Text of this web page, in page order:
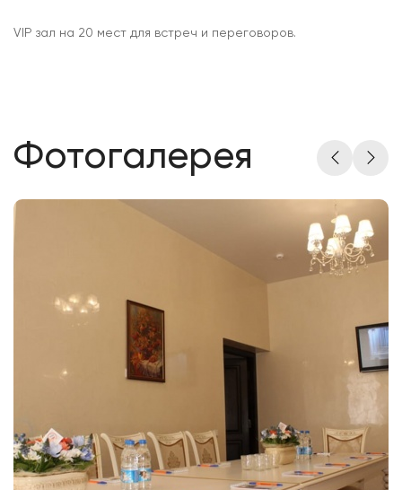
VIP зал на 20 мест для встреч и переговоров.
Фотогалерея